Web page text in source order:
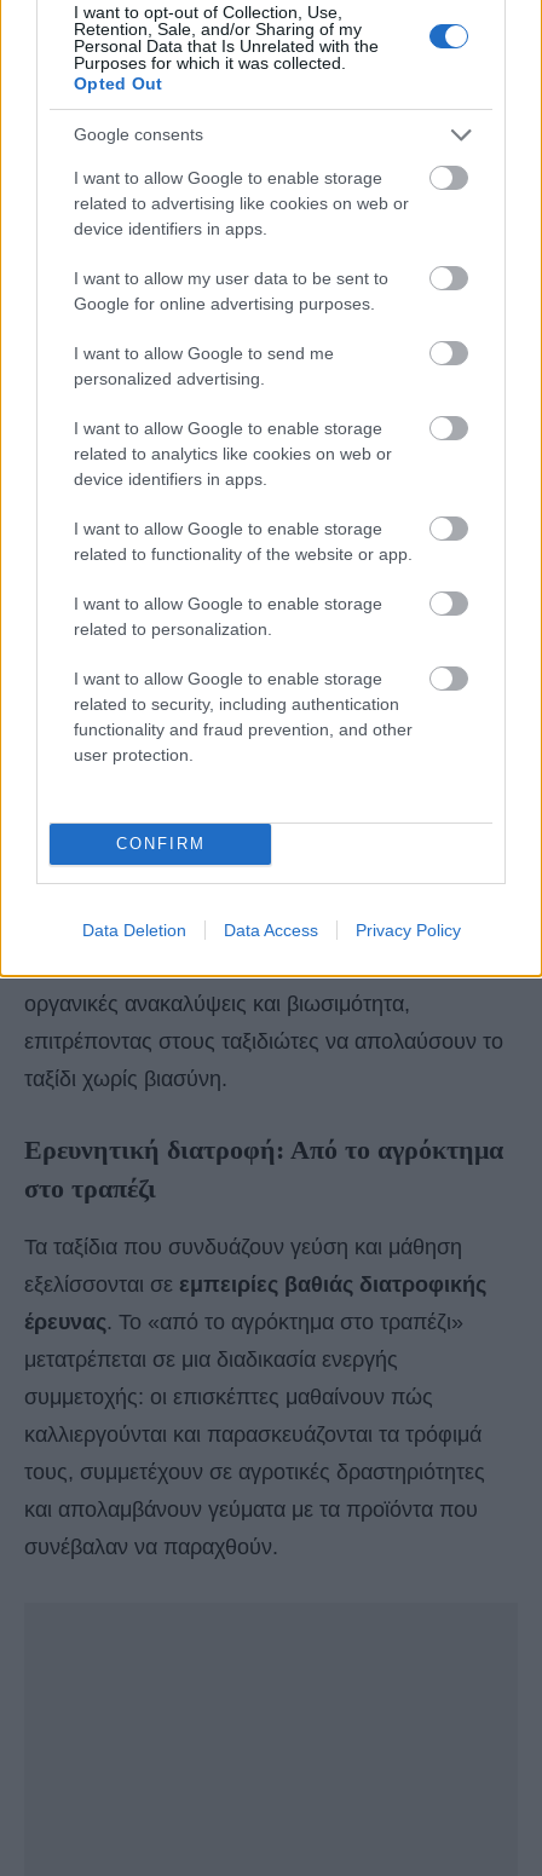
I want to opt-out of Collection, Use,
Retention, Sale, and/or Sharing of my
Personal Data that Is Unrelated with the
Purposes for which it was collected.
Opted Out
Google consents
I want to allow Google to enable storage
related to advertising like cookies on web or
device identifiers in apps.
I want to allow my user data to be sent to
Google for online advertising purposes.
I want to allow Google to send me
personalized advertising.
I want to allow Google to enable storage
related to analytics like cookies on web or
device identifiers in apps.
I want to allow Google to enable storage
related to functionality of the website or app.
I want to allow Google to enable storage
related to personalization.
I want to allow Google to enable storage
related to security, including authentication
functionality and fraud prevention, and other
user protection.
CONFIRM
Data Deletion Data Access Privacy Policy
Στη Νότια Κορέα και την Κίνα, για παράδειγμα, τα
σύγχρονα λουτρά συνδυάζουν υδροθεραπεία με
καραόκε, παιχνίδια και κινηματογράφο,
δημιουργώντας ένα πολυδιάστατο κοινωνικό
σκηνικό. Ακόμη και οι καταδύσεις αναβαθμίζονται
κοινές αποστολές διατήρησης
ζωής, ενώ τα φεστιβάλ νερού βλέπουν αύξηση
ενδιαφέροντος από διεθνείς ταξιδιώτες.
Αργή Κίνηση: Το ταξίδι ως προορισμός
Η τάση της«Αργής Κίνησης»φέρνει μια
επαναστατική αλλαγή στην αντίληψη των ταξιδιών:
οι ταξιδιώτες δεν επιδιώκουν πλέον μόνο να
φτάσουν στον προορισμό, αλλά να απολαύσουν
την ίδια τη διαδρομή.
Μικρά τρένα μέσα από ομιχλώδεις κοιλάδες,
ποδηλατικές διαδρομές μέσα σε γραφικά τοπία ή
απλά η σιωπηλή παρατήρηση ενός δρόμου,
μετατρέπουν το ταξίδι σε εμπειρία από μόνο του. Η
οργανικές ανακαλύψεις και βιωσιμότητα,
επιτρέποντας στους ταξιδιώτες να απολαύσουν το
ταξίδι χωρίς βιασύνη.
Ερευνητική διατροφή: Από το αγρόκτημα
στο τραπέζι
Τα ταξίδια που συνδυάζουν γεύση και μάθηση
εξελίσσονται σε εμπειρίες βαθιάς διατροφικής
έρευνας. Το «από το αγρόκτημα στο τραπέζι»
μετατρέπεται σε μια διαδικασία ενεργής
συμμετοχής: οι επισκέπτες μαθαίνουν πώς
καλλιεργούνται και παρασκευάζονται τα τρόφιμά
τους, συμμετέχουν σε αγροτικές δραστηριότητες
και απολαμβάνουν γεύματα με τα προϊόντα που
συνέβαλαν να παραχθούν.